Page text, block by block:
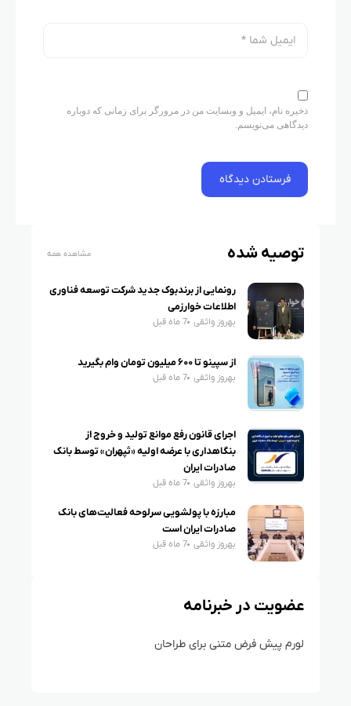
ذخیره نام، ایمیل و وبسایت من در مرورگر برای زمانی که دوباره
دیدگاهی می‌نویسم.
توصیه شده مشاهده همه
رونمایی از برندبوک جدید شرکت توسعه فناوری
اطلاعات خوارزمی
بهروز واثقی 7 ماه قبل
از سپینو تا ۶۰۰ میلیون تومان وام بگیرید
بهروز واثقی 7 ماه قبل
اجرای قانون رفع موانع تولید و خروج از
بنگاهداری با عرضه اولیه «ثپهران» توسط بانک
صادرات ایران
بهروز واثقی 7 ماه قبل
مبارزه با پولشویی سرلوحه فعالیت‌های بانک
صادرات ایران است
بهروز واثقی 7 ماه قبل
عضویت در خبرنامه
لورم پیش فرض متنی برای طراحان